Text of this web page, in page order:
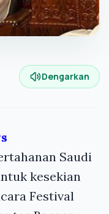
Dengarkan
Saudi
kesekian
Festival